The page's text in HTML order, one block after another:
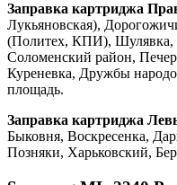
Заправка картриджа
Лукьяновская),
(Политех, КПИ), Шулявка,
Соломенский район,
Куреневка, Дружбы
площадь.
Заправка картриджа
Быковня, Воскресенка,
Позняки, Харьковский,